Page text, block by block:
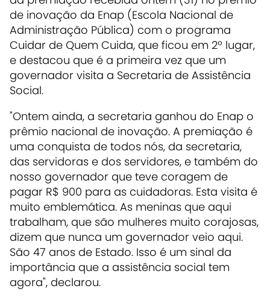
de inovação da Enap (Escola Nacional de
Administração Pública) com o programa
Cuidar de Quem Cuida, que ficou em 2º lugar,
e destacou que é a primeira vez que um
governador visita a Secretaria de Assistência
Social.
"Ontem ainda, a secretaria ganhou do Enap o
prêmio nacional de inovação. A premiação é
uma conquista de todos nós, da secretaria,
das servidoras e dos servidores, e também do
nosso governador que teve coragem de
pagar R$ 900 para as cuidadoras. Esta visita é
muito emblemática. As meninas que aqui
trabalham, que são mulheres muito corajosas,
dizem que nunca um governador veio aqui.
São 47 anos de Estado. Isso é um sinal da
importância que a assistência social tem
agora", declarou.